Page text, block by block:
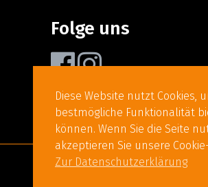
Folge uns
Diese Website nutzt Cookies,
bestmögliche Funktionalität
können. Wenn Sie die Seite
akzeptieren Sie unsere
Zur Datenschutzerklärung